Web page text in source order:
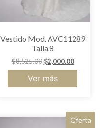
Vestido Mod. AVC11289
Talla 8
$8,525.00 $2,000.00
Ver más
Oferta